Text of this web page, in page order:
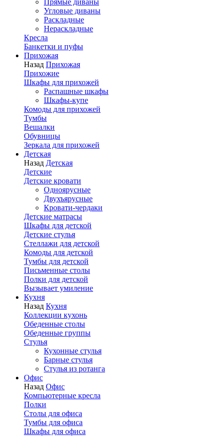
Прямые диваны
Угловые диваны
Раскладные
Нераскладные
Кресла
Банкетки и пуфы
Прихожая
Назад Прихожая
Прихожие
Шкафы для прихожей
Распашные шкафы
Шкафы-купе
Комоды для прихожей
Тумбы
Вешалки
Обувницы
Зеркала для прихожей
Детская
Назад Детская
Детские
Детские кровати
Одноярусные
Двухъярусные
Кровати-чердаки
Детские матрасы
Шкафы для детской
Детские стулья
Стеллажи для детской
Комоды для детской
Тумбы для детской
Письменные столы
Полки для детской
Вызывает умиление
Кухня
Назад Кухня
Коллекции кухонь
Обеденные столы
Обеденные группы
Стулья
Кухонные стулья
Барные стулья
Стулья из ротанга
Офис
Назад Офис
Компьютерные кресла
Полки
Столы для офиса
Тумбы для офиса
Шкафы для офиса